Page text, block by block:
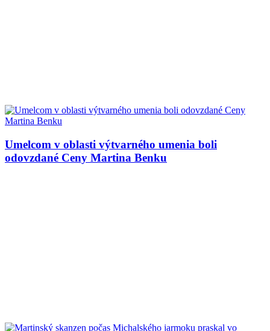
Umelcom v oblasti výtvarného umenia boli
odovzdané Ceny Martina Benku